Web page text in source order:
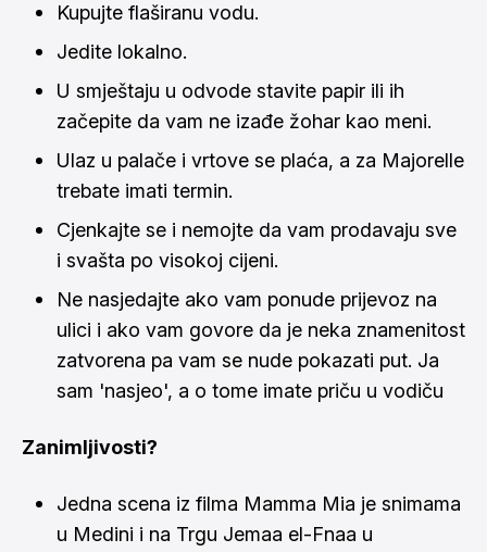
Kupujte flaširanu vodu.
Jedite lokalno.
U smještaju u odvode stavite papir ili ih
začepite da vam ne izađe žohar kao meni.
Ulaz u palače i vrtove se plaća, a za Majorelle
trebate imati termin.
Cjenkajte se i nemojte da vam prodavaju sve
i svašta po visokoj cijeni.
Ne nasjedajte ako vam ponude prijevoz na
ulici i ako vam govore da je neka znamenitost
zatvorena pa vam se nude pokazati put. Ja
sam 'nasjeo', a o tome imate priču u vodiču
Zanimljivosti?
Jedna scena iz filma Mamma Mia je snimama
u Medini i na Trgu Jemaa el-Fnaa u